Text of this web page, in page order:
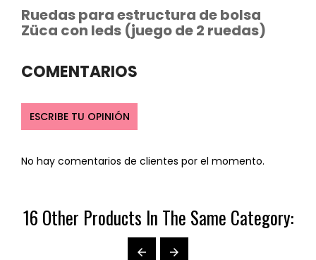
Ruedas para estructura de bolsa
Züca con leds (juego de 2 ruedas)
COMENTARIOS
ESCRIBE TU OPINIÓN
No hay comentarios de clientes por el momento.
16 Other Products In The Same Category:
 